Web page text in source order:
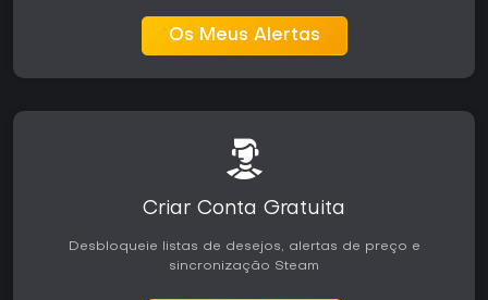
Os Meus Alertas
Criar Conta Gratuita
Desbloqueie listas de desejos, alertas de preço e
sincronização Steam